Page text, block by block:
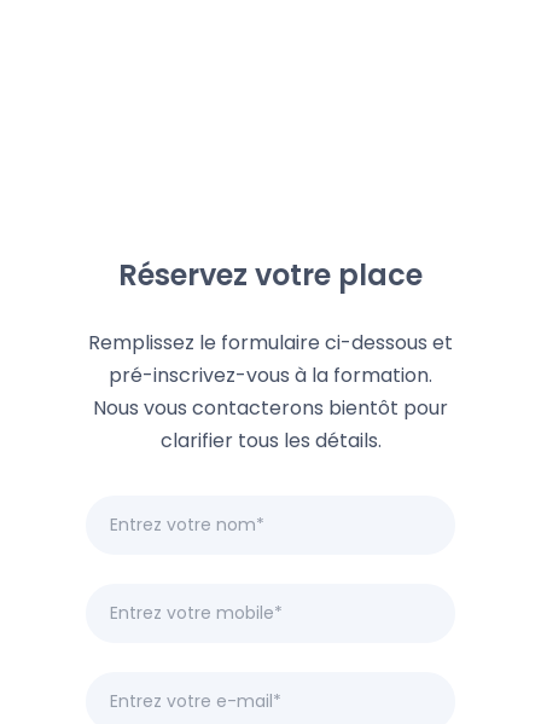
Réservez votre place
Remplissez le formulaire ci-dessous et
pré-inscrivez-vous à la formation.
Nous vous contacterons bientôt pour
clarifier tous les détails.